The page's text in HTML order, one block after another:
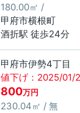
180.00㎡ /
甲府市横根町
酒折駅 徒歩24分
甲府市伊勢4丁目
値下げ：2025/01/
800万円
230.04㎡ / 無